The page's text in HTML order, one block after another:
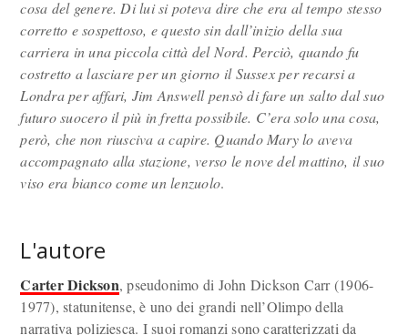
cosa del genere. Di lui si poteva dire che era al tempo stesso
corretto e sospettoso, e questo sin dall’inizio della sua
carriera in una piccola città del Nord. Perciò, quando fu
costretto a lasciare per un giorno il Sussex per recarsi a
Londra per affari, Jim Answell pensò di fare un salto dal suo
futuro suocero il più in fretta possibile. C’era solo una cosa,
però, che non riusciva a capire. Quando Mary lo aveva
accompagnato alla stazione, verso le nove del mattino, il suo
viso era bianco come un lenzuolo.
L'autore
Carter Dickson, pseudonimo di John Dickson Carr (1906-
1977), statunitense, è uno dei grandi nell’Olimpo della
narrativa poliziesca. I suoi romanzi sono caratterizzati da